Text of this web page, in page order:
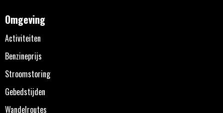
Omgeving
Activiteiten
Benzineprijs
Stroomstoring
Gebedstijden
Wandelroutes